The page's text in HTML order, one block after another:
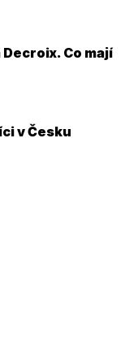
Decroix. Co mají
v Česku